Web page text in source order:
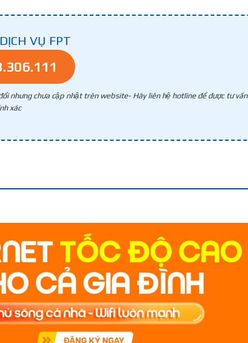
VỤ FPT
nhưng chưa cập nhật trên website- Hãy liên hệ hotline để được tư vấn
xác